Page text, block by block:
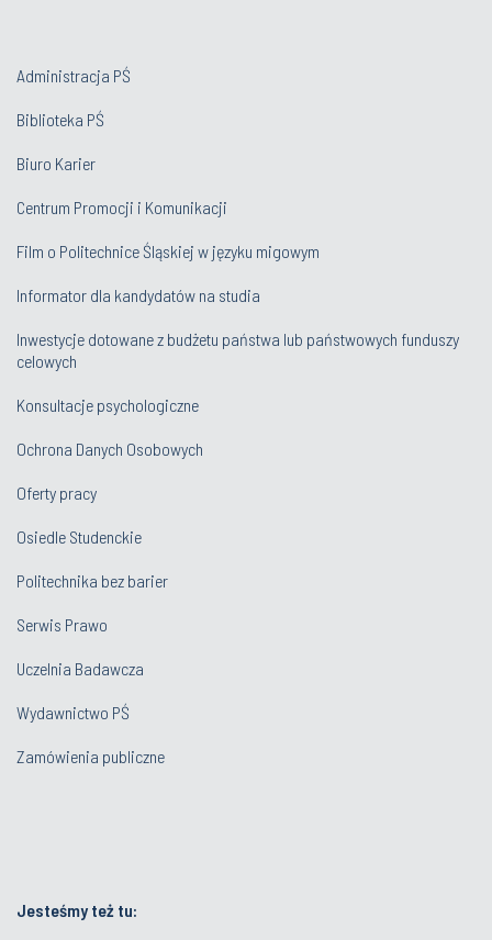
Administracja PŚ
Biblioteka PŚ
Biuro Karier
Centrum Promocji i Komunikacji
Film o Politechnice Śląskiej w języku migowym
Informator dla kandydatów na studia
Inwestycje dotowane z budżetu państwa lub państwowych funduszy
celowych
Konsultacje psychologiczne
Ochrona Danych Osobowych
Oferty pracy
Osiedle Studenckie
Politechnika bez barier
Serwis Prawo
Uczelnia Badawcza
Wydawnictwo PŚ
Zamówienia publiczne
Jesteśmy też tu: